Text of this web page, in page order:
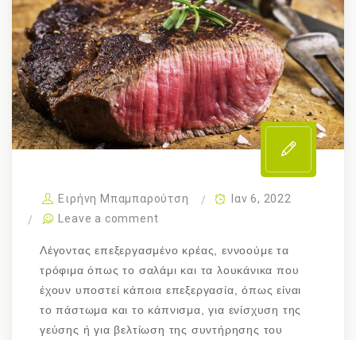
Ειρήνη Μπαμπαρούτση
Ιαν 6, 2022
Leave a comment
Λέγοντας επεξεργασμένο κρέας, εννοούμε τα
τρόφιμα όπως το σαλάμι και τα λουκάνικα που
έχουν υποστεί κάποια επεξεργασία, όπως είναι
το πάστωμα και το κάπνισμα, για ενίσχυση της
γεύσης ή για βελτίωση της συντήρησης του